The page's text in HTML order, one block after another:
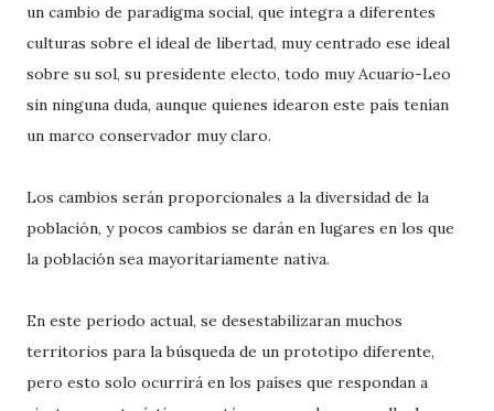
un cambio de paradigma social, que integra a diferentes
culturas sobre el ideal de libertad, muy centrado ese ideal
sobre su sol, su presidente electo, todo muy Acuario-Leo
sin ninguna duda, aunque quienes idearon este país tenían
un marco conservador muy claro.
Los cambios serán proporcionales a la diversidad de la
población, y pocos cambios se darán en lugares en los que
la población sea mayoritariamente nativa.
En este periodo actual, se desestabilizaran muchos
territorios para la búsqueda de un prototipo diferente,
pero esto solo ocurrirá en los países que respondan a